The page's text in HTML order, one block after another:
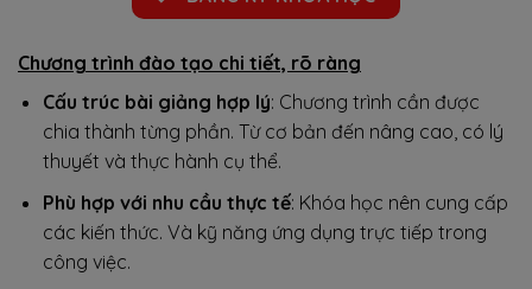
Chương trình đào tạo chi tiết, rõ ràng
Cấu trúc bài giảng hợp lý: Chương trình cần được
chia thành từng phần. Từ cơ bản đến nâng cao, có lý
thuyết và thực hành cụ thể.
Phù hợp với nhu cầu thực tế: Khóa học nên cung cấp
các kiến thức. Và kỹ năng ứng dụng trực tiếp trong
công việc.